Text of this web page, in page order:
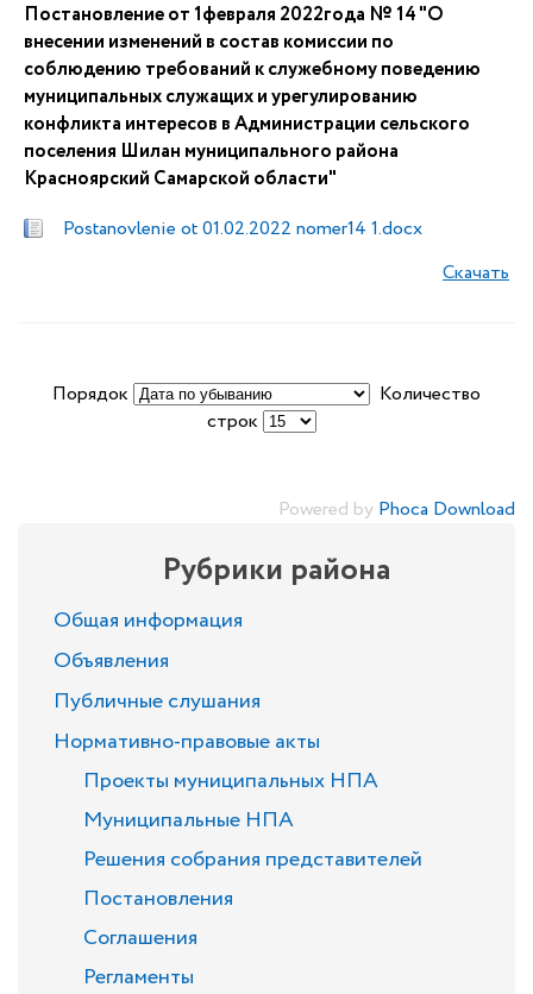
Постановление от 1февраля 2022года № 14 "О
внесении изменений в состав комиссии по
соблюдению требований к служебному поведению
муниципальных служащих и урегулированию
конфликта интересов в Администрации сельского
поселения Шилан муниципального района
Красноярский Самарской области"
Postanovlenie ot 01.02.2022 nomer14 1.docx
Скачать
Порядок
Количество
строк
Powered by Phoca Download
Рубрики района
Общая информация
Объявления
Публичные слушания
Нормативно-правовые акты
Проекты муниципальных НПА
Муниципальные НПА
Решения собрания представителей
Постановления
Соглашения
Регламенты